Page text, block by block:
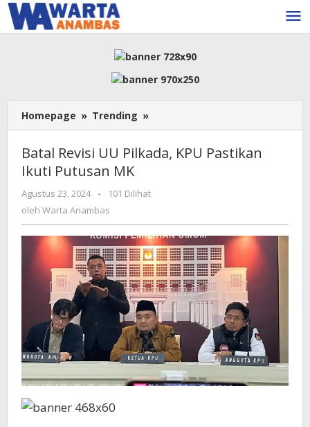
Lewati
ke
konten
Homepage » Trending »
Revisi
Pilkada,
Batal Revisi UU Pilkada, KPU Pastikan
Ikuti Putusan MK
Agustus 23, 2024
oleh
-
101 Dilihat
oleh Warta Anambas